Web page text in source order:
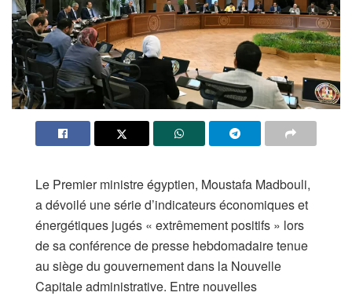
Le Premier ministre égyptien, Moustafa Madbouli,
a dévoilé une série d’indicateurs économiques et
énergétiques jugés « extrêmement positifs » lors
de sa conférence de presse hebdomadaire tenue
au siège du gouvernement dans la Nouvelle
Capitale administrative. Entre nouvelles